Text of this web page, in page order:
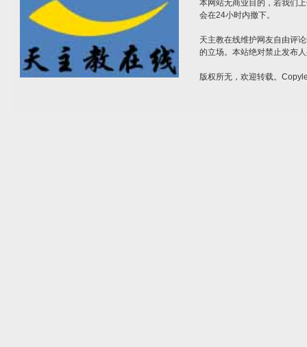
本网站无商业目的，若我们
会在24小时内撤下。
天主教在线维护网友自由评
的立场。本站绝对禁止发布
版权所无，欢迎转载。